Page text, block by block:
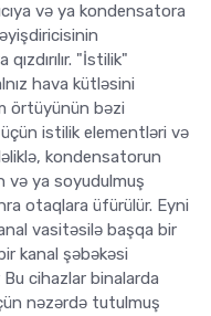
və ya kondensatora
"İstilik"
hava kütləsini
örtüyünün bəzi
istilik elementləri və
kondensatorun
və ya soyudulmuş
otaqlara üfürülür. Eyni
vasitəsilə başqa bir
kanal şəbəkəsi
cihazlar binalarda
nəzərdə tutulmuş